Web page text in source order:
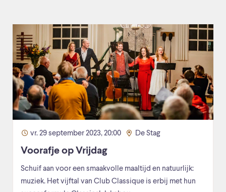
vr. 29 september 2023, 20:00 De Stag
Voorafje op Vrijdag
Schuif aan voor een smaakvolle maaltijd en natuurlijk:
muziek. Het vijftal van Club Classique is erbij met hun